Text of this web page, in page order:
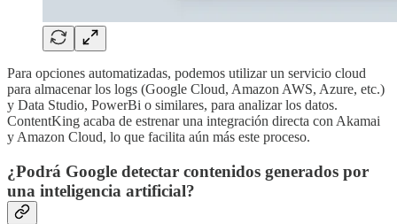
Para opciones automatizadas, podemos utilizar un servicio cloud
para almacenar los logs (Google Cloud, Amazon AWS, Azure, etc.)
y Data Studio, PowerBi o similares, para analizar los datos.
ContentKing acaba de estrenar una integración directa con Akamai
y Amazon Cloud, lo que facilita aún más este proceso.
¿Podrá Google detectar contenidos generados por
una inteligencia artificial?